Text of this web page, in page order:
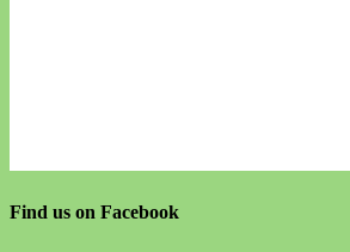
Find us on Facebook